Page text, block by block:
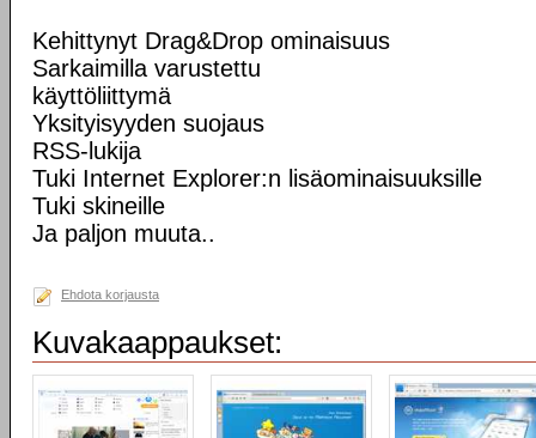
Kehittynyt Drag&Drop ominaisuus
Sarkaimilla varustettu
käyttöliittymä
Yksityisyyden suojaus
RSS-lukija
Tuki Internet Explorer:n lisäominaisuuksille
Tuki skineille
Ja paljon muuta..
Ehdota korjausta
Kuvakaappaukset: